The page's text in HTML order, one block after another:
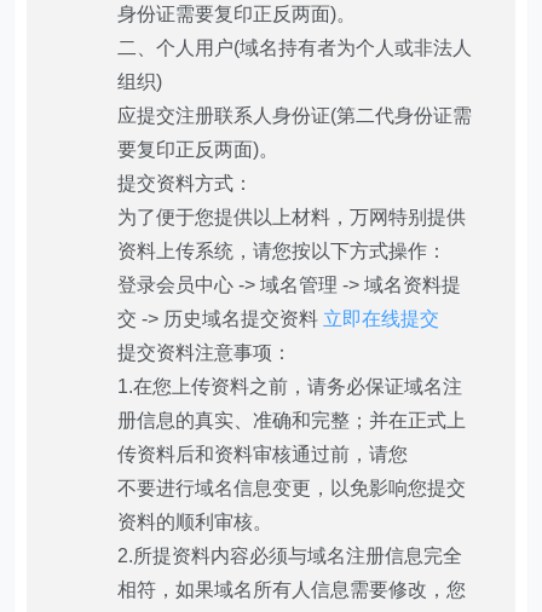
身份证需要复印正反两面)。
二、个人用户(域名持有者为个人或非法人
组织)
应提交注册联系人身份证(第二代身份证需
要复印正反两面)。
提交资料方式：
为了便于您提供以上材料，万网特别提供
资料上传系统，请您按以下方式操作：
登录会员中心 -> 域名管理 -> 域名资料提
交 -> 历史域名提交资料 立即在线提交
提交资料注意事项：
1.在您上传资料之前，请务必保证域名注
册信息的真实、准确和完整；并在正式上
传资料后和资料审核通过前，请您
不要进行域名信息变更，以免影响您提交
资料的顺利审核。
2.所提资料内容必须与域名注册信息完全
相符，如果域名所有人信息需要修改，您